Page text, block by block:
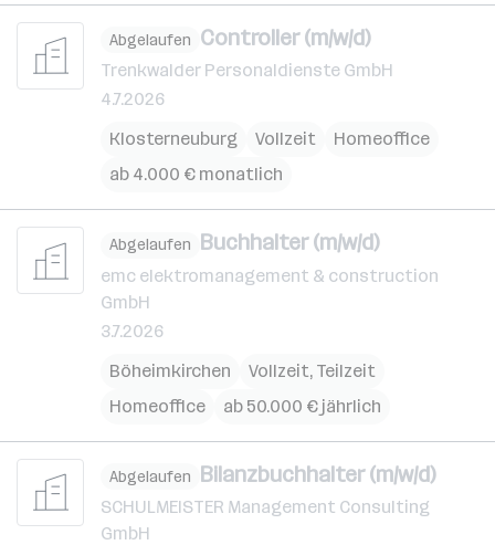
Abgelaufen Controller (m/w/d)
Trenkwalder Personaldienste GmbH
4.7.2026
Klosterneuburg
Vollzeit
Homeoffice
ab 4.000 € monatlich
Abgelaufen Buchhalter (m/w/d)
emc elektromanagement & construction
GmbH
3.7.2026
Böheimkirchen
Vollzeit, Teilzeit
Homeoffice
ab 50.000 € jährlich
Abgelaufen Bilanzbuchhalter (m/w/d)
SCHULMEISTER Management Consulting
GmbH